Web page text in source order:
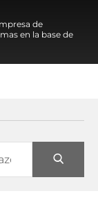
de
en la base de